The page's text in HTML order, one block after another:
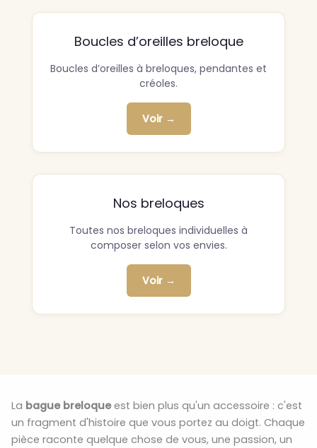
Boucles d’oreilles breloque
Boucles d’oreilles à breloques, pendantes et
créoles.
Voir →
Nos breloques
Toutes nos breloques individuelles à
composer selon vos envies.
Voir →
La bague breloqueest bien plus qu'un accessoire : c'est
un fragment d'histoire que vous portez au doigt. Chaque
pièce raconte quelque chose de vous, une passion, un